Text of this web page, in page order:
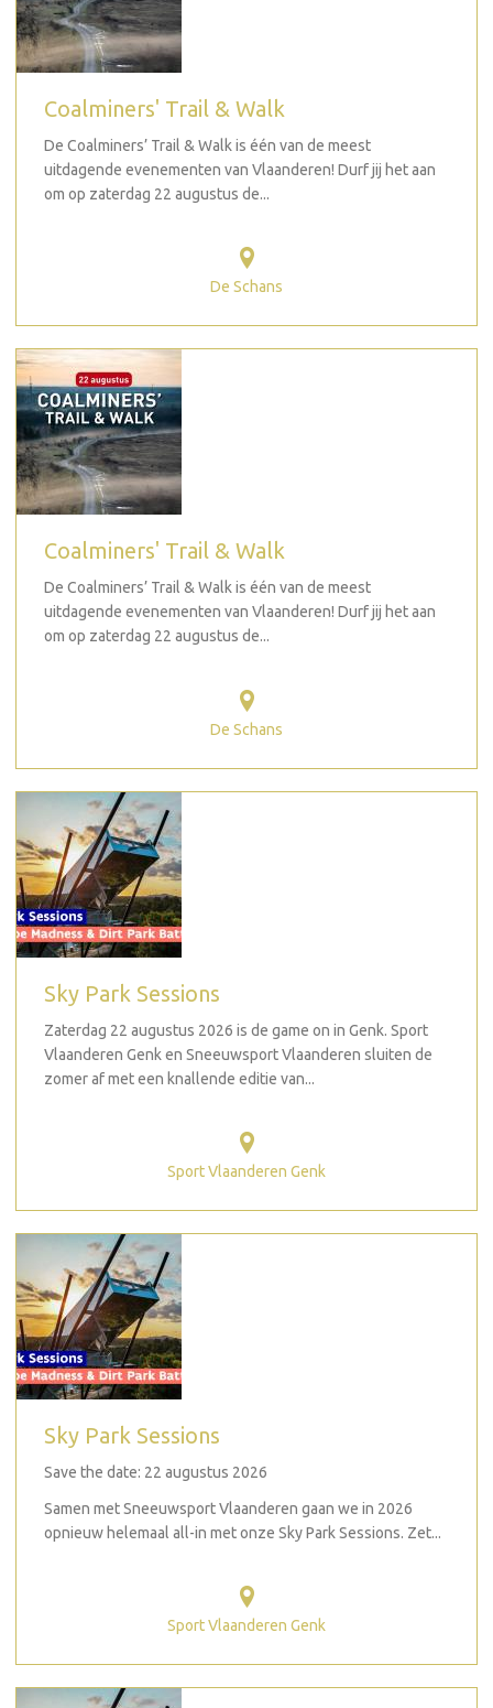
Coalminers' Trail & Walk
De Coalminers’ Trail & Walk is één van de meest
uitdagende evenementen van Vlaanderen! Durf jij het aan
om op zaterdag 22 augustus de...
De Schans
Coalminers' Trail & Walk
De Coalminers’ Trail & Walk is één van de meest
uitdagende evenementen van Vlaanderen! Durf jij het aan
om op zaterdag 22 augustus de...
De Schans
Sky Park Sessions
Zaterdag 22 augustus 2026 is de game on in Genk. Sport
Vlaanderen Genk en Sneeuwsport Vlaanderen sluiten de
zomer af met een knallende editie van...
Sport Vlaanderen Genk
Sky Park Sessions
Save the date: 22 augustus 2026
Samen met Sneeuwsport Vlaanderen gaan we in 2026
opnieuw helemaal all-in met onze Sky Park Sessions. Zet...
Sport Vlaanderen Genk